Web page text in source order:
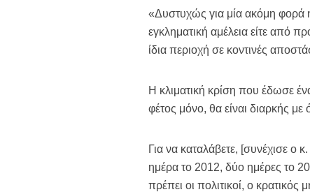
«Δυστυχώς για μία ακόμη φορά
εγκληματική αμέλεια είτε από
ίδια περιοχή σε κοντινές
Η κλιματική κρίση που έδωσε
φέτος μόνο, θα είναι διαρκής με
Για να καταλάβετε, [συνέχισε ο
ημέρα το 2012, δύο ημέρες το
πρέπει οι πολιτικοί, ο